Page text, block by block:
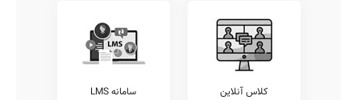
کلاس آنلاین سامانه LMS